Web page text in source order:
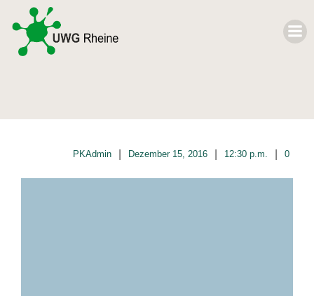
PKAdmin Dezember 15, 2016 12:30 p.m. 0